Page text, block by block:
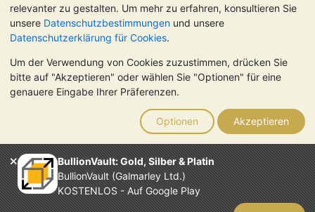
relevanter zu gestalten. Um mehr zu erfahren, konsultieren Sie
unsere Datenschutzbestimmungen und unsere
Datenschutzerklärung für Cookies.
Um der Verwendung von Cookies zuzustimmen, drücken Sie
bitte auf "Akzeptieren" oder wählen Sie "Optionen" für eine
genauere Eingabe Ihrer Präferenzen.
Optionen Akzeptieren
BullionVault: Gold, Silber & Platin
BullionVault (Galmarley Ltd.)
KOSTENLOS - Auf Google Play
TrustScore 4.8 | 724 Bewertungen
BITTE BEACHTEN SIE: Der Wert von Edelmetallen kann sowohl
steigen als auch fallen. Historische Trends sind keine Garantie
für zukünftige Preisentwicklungen. Nichts auf den Webseiten
von BullionVault oder in der Kommunikation stellt eine
Anlageberatung dar. Sie sollten sich von einem Fachmann
beraten lassen, um zu sehen, ob der Besitz von Edelmetallen
das Richtige für Sie ist.
Galmarley Ltd. (Handelsname BullionVault) ist registriert in
England und Wales unter der Steuernummer 4943684